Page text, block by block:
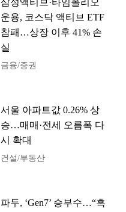
삼성액티브·타임폴리오
운용, 코스닥 액티브 ETF
참패…상장 이후 41% 손
실
금융/증권
서울 아파트값 0.26% 상
승…매매·전세 오름폭 다
시 확대
건설/부동산
파두, ‘Gen7’ 승부수…“흑